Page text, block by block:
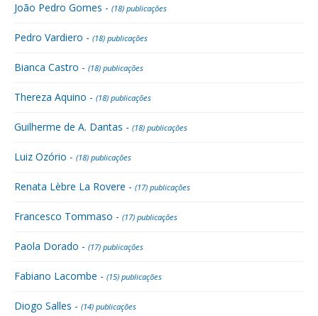
João Pedro Gomes - (18) publicações
Pedro Vardiero - (18) publicações
Bianca Castro - (18) publicações
Thereza Aquino - (18) publicações
Guilherme de A. Dantas - (18) publicações
Luiz Ozório - (18) publicações
Renata Lèbre La Rovere - (17) publicações
Francesco Tommaso - (17) publicações
Paola Dorado - (17) publicações
Fabiano Lacombe - (15) publicações
Diogo Salles - (14) publicações